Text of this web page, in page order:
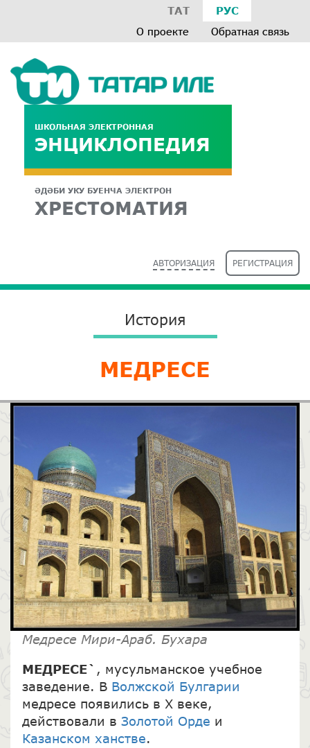
ТАТ РУС
О проекте Обратная связь
ШКОЛЬНАЯ ЭЛЕКТРОННАЯ
ЭНЦИКЛОПЕДИЯ
ӘДӘБИ УКУ БУЕНЧА ЭЛЕКТРОН
ХРЕСТОМАТИЯ
АВТОРИЗАЦИЯ РЕГИСТРАЦИЯ
История
МЕДРЕСЕ
Медресе Мири-Араб. Бухара
МЕДРЕСЕ` , мусульманское учебное
заведение. В Волжской Булгарии
медресе появились в X веке,
действовали в Золотой Орде и
Казанском ханстве.